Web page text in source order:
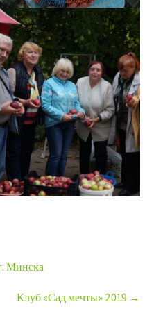
Минска
Клуб «Сад мечты» 2019 →